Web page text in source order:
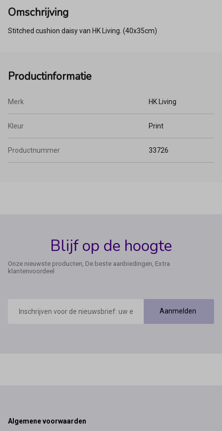
Omschrijving
Stitched cushion daisy van HK Living. (40x35cm)
Productinformatie
Merk HK Living
Kleur Print
Productnummer 33726
Blijf op de hoogte
Onze nieuwste producten, De beste aanbiedingen, Extra
klantenvoordeel
mailadres
Aanmelden
Footer
Algemene voorwaarden